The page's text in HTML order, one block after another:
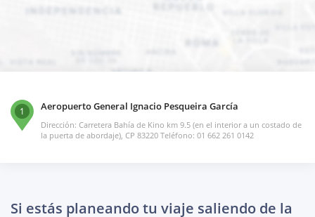
1 Aeropuerto General Ignacio Pesqueira García
Dirección: Carretera Bahía de Kino km 9.5 (en el interior a un costado de
la puerta de abordaje), CP 83220 Teléfono: 01 662 261 0142
Si estás planeando tu viaje saliendo de la